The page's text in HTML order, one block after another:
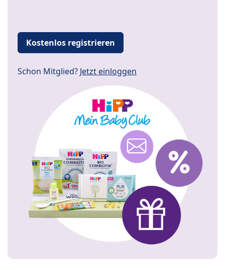
Kostenlos registrieren
Schon Mitglied? Jetzt einloggen